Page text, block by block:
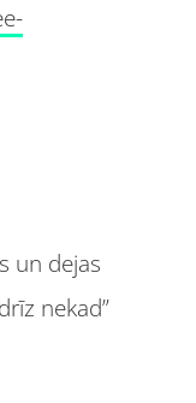
un dejas
nekad”